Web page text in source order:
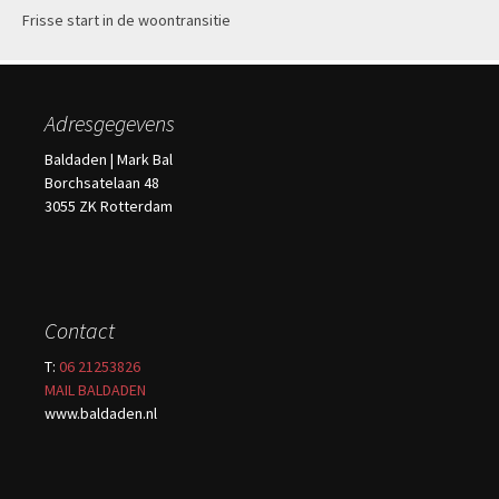
Frisse start in de woontransitie
Adresgegevens
Baldaden | Mark Bal
Borchsatelaan 48
3055 ZK Rotterdam
Contact
T: 06 21253826
MAIL BALDADEN
www.baldaden.nl